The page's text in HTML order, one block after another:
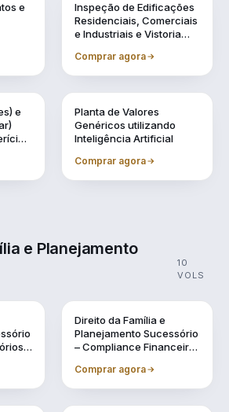
e
Inspeção de Edificações
Residenciais, Comerciais
e Industriais e Vistoria
Comprar agora
e
Planta de Valores
Genéricos utilizando
Inteligência Artificial
Comprar agora
e Planejamento
10
VOLS
Direito da Família e
Planejamento Sucessório
– Compliance Financeiro
Familiar
Comprar agora